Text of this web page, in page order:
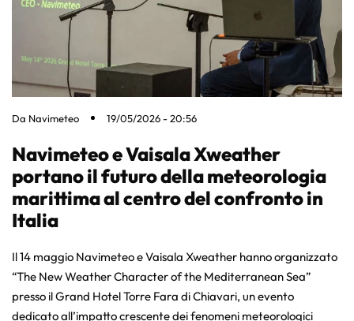
Da Navimeteo 19/05/2026 - 20:56
Navimeteo e Vaisala Xweather
portano il futuro della meteorologia
marittima al centro del confronto in
Italia
Il 14 maggio Navimeteo e Vaisala Xweather hanno organizzato
“The New Weather Character of the Mediterranean Sea”
presso il Grand Hotel Torre Fara di Chiavari, un evento
dedicato all’impatto crescente dei fenomeni meteorologici